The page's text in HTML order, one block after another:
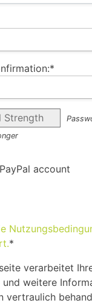
Strength
account
*
verarbeitet
und weitere
vertraulich